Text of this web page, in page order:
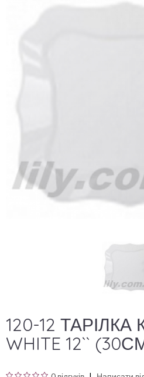
120-12
WHITE 12``